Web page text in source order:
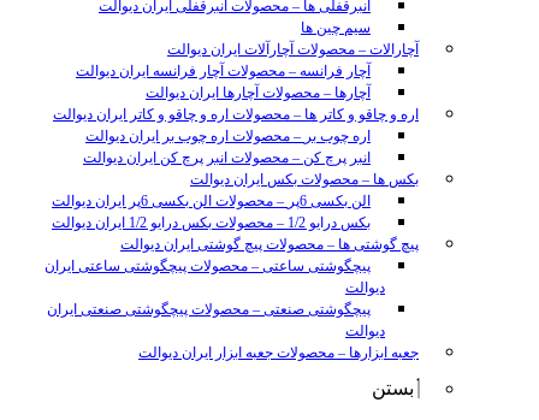
انبرقفلی ها – محصولات انبرقفلی ایران دیوالت
سیم چین ها
آچارالات – محصولات آچارآلات ایران دیوالت
آچار فرانسه – محصولات آچار فرانسه ایران دیوالت
آچارها – محصولات آچارها ایران دیوالت
اره و چاقو و کاتر ها – محصولات اره و چاقو و کاتر ایران دیوالت
اره چوب بر – محصولات اره چوب بر ایران دیوالت
انبر پرچ کن – محصولات انبر پرچ کن ایران دیوالت
بکس ها – محصولات بکس ایران دیوالت
الن بکسی 6پر
– محصولات الن بکسی 6پر ایران دیوالت
بکس درایو 1/2
– محصولات بکس درایو 1/2 ایران دیوالت
پیچ گوشتی ها – محصولات پیچ گوشتی ایران دیوالت
پیچگوشتی ساعتی – محصولات پیچگوشتی ساعتی ایران
دیوالت
پیچگوشتی صنعتی – محصولات پیچگوشتی صنعتی ایران
دیوالت
جعبه ابزارها – محصولات جعبه ابزار ایران دیوالت
بستن